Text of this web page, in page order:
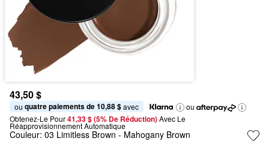
43,50 $
ou quatre paiements de 10,88 $ avec
ou
Obtenez-Le Pour41,33 $ (5% De Réduction) Avec Le
Réapprovisionnement Automatique
Couleur: 03 Limitless Brown - Mahogany Brown